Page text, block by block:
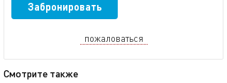
Забронировать
пожаловаться
Смотрите также